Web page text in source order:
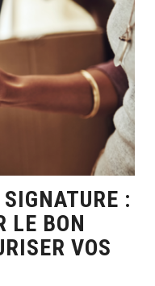
:
LE BON
VOS